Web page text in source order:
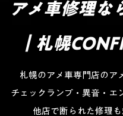
アメ車修理な
｜札幌
札幌のアメ車専門店のア
チェックランプ・異音・エ
他店で断られた修理